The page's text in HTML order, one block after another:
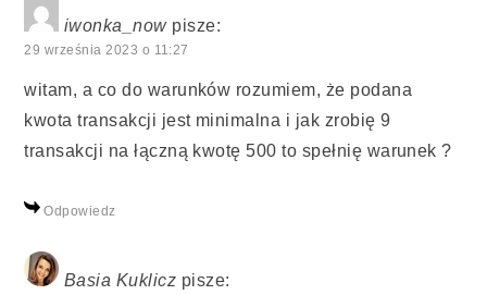
iwonka_now pisze:
29 września 2023 o 11:27
witam, a co do warunków rozumiem, że podana
kwota transakcji jest minimalna i jak zrobię 9
transakcji na łączną kwotę 500 to spełnię warunek ?
Odpowiedz
Basia Kuklicz pisze: